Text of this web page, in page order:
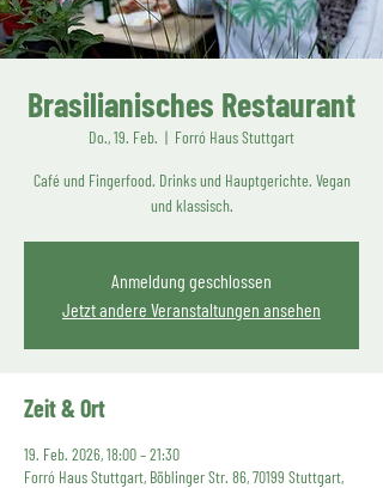
Brasilianisches Restaurant
Do., 19. Feb.
  |
Forró Haus Stuttgart
Café und Fingerfood. Drinks und Hauptgerichte. Vegan
und klassisch.
Anmeldung geschlossen
Jetzt andere Veranstaltungen ansehen
Zeit & Ort
19. Feb. 2026, 18:00 – 21:30
Forró Haus Stuttgart, Böblinger Str. 86, 70199 Stuttgart,